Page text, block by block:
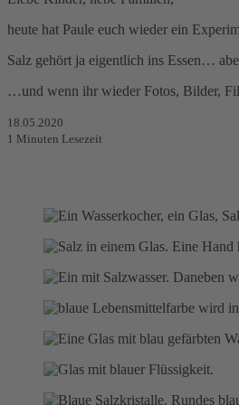
heute hat Paule euch wieder ein
Salz gehört ja eigentlich ins Essen…
…und wenn ihr wieder Fotos, Bilder,
18.05.2020
1 Minuten Lesezeit